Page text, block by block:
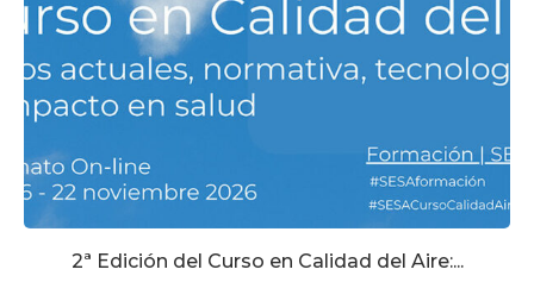
2ª Edición del Curso en Calidad del Aire:...